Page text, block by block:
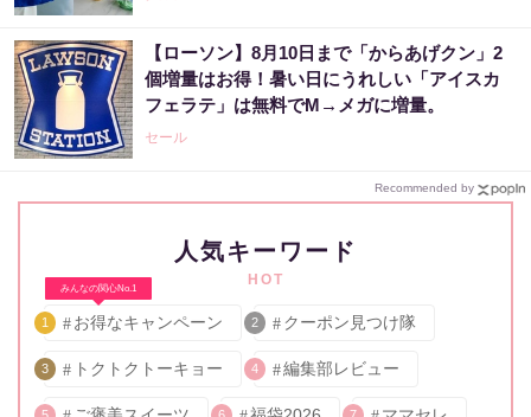
【ローソン】8月10日まで「からあげクン」2
個増量はお得！暑い日にうれしい「アイスカ
フェラテ」は無料でM→メガに増量。
セール
Recommended by
人気キーワード
HOT
みんなの関心No.1
1 お得なキャンペーン 2 クーポン見つけ隊
3 トクトクトーキョー 4 編集部レビュー